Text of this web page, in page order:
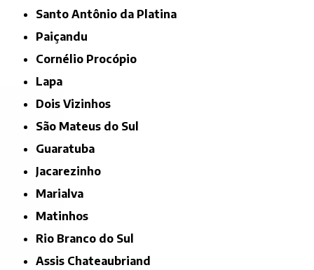
Santo Antônio da Platina
Paiçandu
Cornélio Procópio
Lapa
Dois Vizinhos
São Mateus do Sul
Guaratuba
Jacarezinho
Marialva
Matinhos
Rio Branco do Sul
Assis Chateaubriand